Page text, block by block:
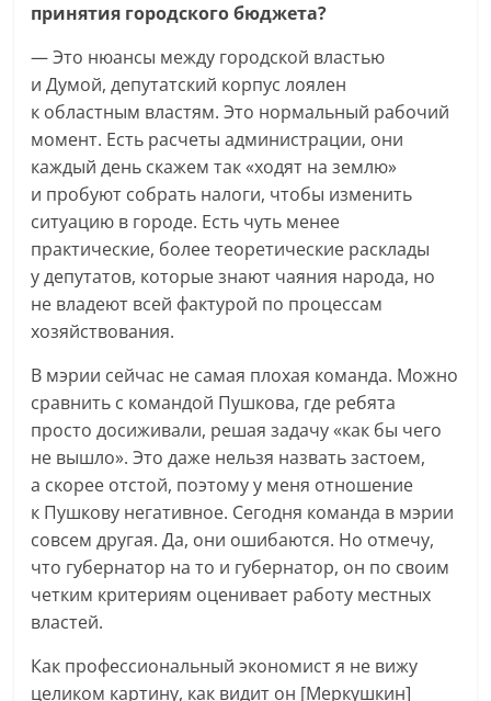
принятия городского бюджета?
— Это нюансы между городской властью
и Думой, депутатский корпус лоялен
к областным властям. Это нормальный рабочий
момент. Есть расчеты администрации, они
каждый день скажем так «ходят на землю»
и пробуют собрать налоги, чтобы изменить
ситуацию в городе. Есть чуть менее
практические, более теоретические расклады
у депутатов, которые знают чаяния народа, но
не владеют всей фактурой по процессам
хозяйствования.
В мэрии сейчас не самая плохая команда. Можно
сравнить с командой Пушкова, где ребята
просто досиживали, решая задачу «как бы чего
не вышло». Это даже нельзя назвать застоем,
а скорее отстой, поэтому у меня отношение
к Пушкову негативное. Сегодня команда в мэрии
совсем другая. Да, они ошибаются. Но отмечу,
что губернатор на то и губернатор, он по своим
четким критериям оценивает работу местных
властей.
Как профессиональный экономист я не вижу
целиком картину, как видит он [Меркушкин]